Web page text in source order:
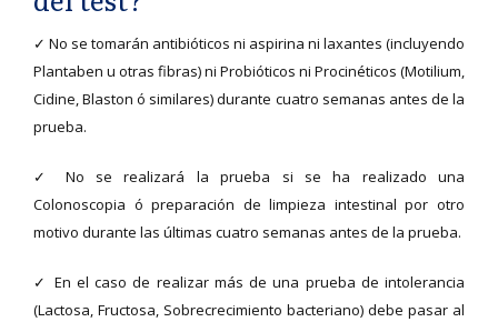
✓ No se tomarán antibióticos ni aspirina ni laxantes (incluyendo
Plantaben u otras fibras) ni Probióticos ni Procinéticos (Motilium,
Cidine, Blaston ó similares) durante cuatro semanas antes de la
prueba.
✓ No se realizará la prueba si se ha realizado una
Colonoscopia ó preparación de limpieza intestinal por otro
motivo durante las últimas cuatro semanas antes de la prueba.
✓ En el caso de realizar más de una prueba de intolerancia
(Lactosa, Fructosa, Sobrecrecimiento bacteriano) debe pasar al